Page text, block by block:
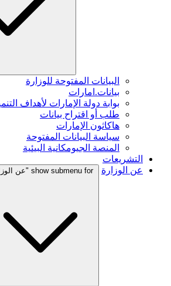
البيانات المفتوحة للوزارة
بيانات.امارات
بوابة دولة الإمارات لأهداف
طلب أو اقتراح بيانات
هاكاثون الإمارات
سياسة البيانات المفتوحة
المنصة الجيومكانية البيئية
التشريعات
عن الوزارة
show submenu for "عن الوزارة"